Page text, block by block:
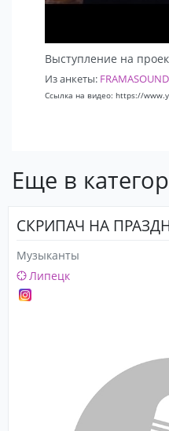
Выступление на
Из анкеты: FRAMASOUND
Ссылка на видео: https://
Еще в
СКРИПАЧ НА
Музыканты
Липецк